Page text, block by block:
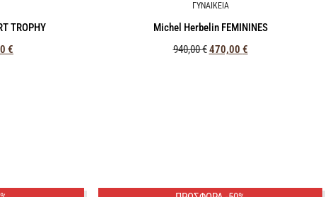
TROPHY
€
ΓΥΝΑΙΚΕΙΑ
Michel Herbelin FEMININES
940,00€470,00 €